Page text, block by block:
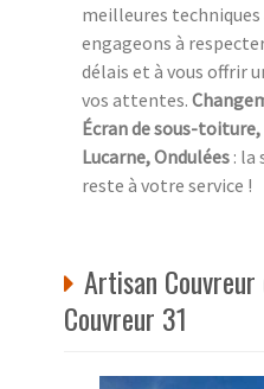
meilleures techniques
engageons à
délais et à vous offrir
vos attentes.
Écran de sous-
Lucarne, Ondulées : la
reste à votre service !
Artisan
Couvreur 31